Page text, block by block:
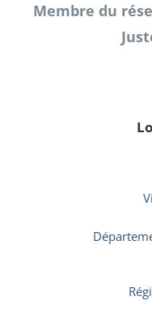
Membre du